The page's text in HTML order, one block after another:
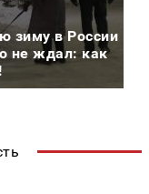
зиму в России
не ждал: как